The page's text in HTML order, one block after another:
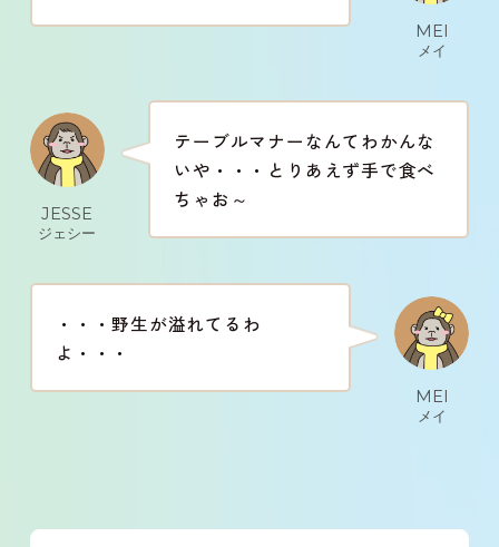
MEI
メイ
JESSE
ジェシー
テーブルマナーなんてわかんな
いや・・・とりあえず手で食べ
ちゃお～
MEI
メイ
・・・野生が溢れてるわ
よ・・・